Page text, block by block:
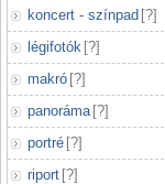
koncert - színpad [?]
légifotók [?]
makró [?]
panoráma [?]
portré [?]
riport [?]